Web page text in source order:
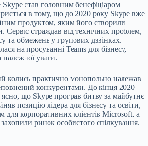
став головним бенефіціаром
в тому, що до 2020 року Skype вже
продуктом, яким його створили
Сервіс страждав від технічних проблем,
та обмежень у групових дзвінках.
на просуванні Teams для бізнесу,
уваги.
колись практично монопольно належав
конкурентами. До кінця 2020
ясно, що Skype програв битву за майбутнє
позицію лідера для бізнесу та освіти,
для корпоративних клієнтів Microsoft, а
ринок особистого спілкування.